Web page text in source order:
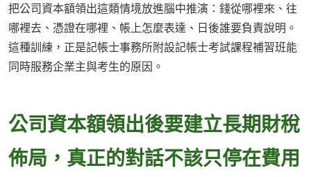
把公司資本額領出這類情境放進腦中推演：錢從哪裡來、往
哪裡去、憑證在哪裡、帳上怎麼表達、日後誰要負責說明。
這種訓練，正是記帳士事務所附設記帳士考試課程補習班能
同時服務企業主與考生的原因。
公司資本額領出後要建立長期財稅
佈局，真正的對話不該只停在費用